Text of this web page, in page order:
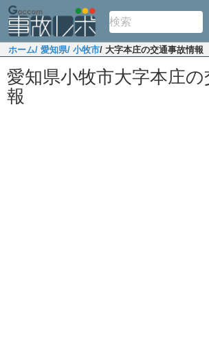
ホーム/ 愛知県/ 小牧市/ 大字本庄の交通事故情報
愛知県小牧市大字本庄
報